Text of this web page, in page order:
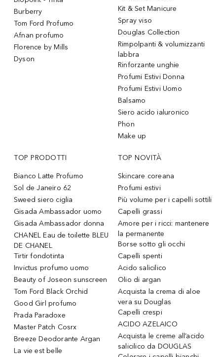
Burberry
Tom Ford Profumo
Afnan profumo
Florence by Mills
Dyson
Kit & Set Manicure
Spray viso
Douglas Collection
Rimpolpanti & volumizzanti
labbra
Rinforzante unghie
Profumi Estivi Donna
Profumi Estivi Uomo
Balsamo
Siero acido ialuronico
Phon
Make up
TOP PRODOTTI
Bianco Latte Profumo
Sol de Janeiro 62
Sweed siero ciglia
Gisada Ambassador uomo
Gisada Ambassador donna
CHANEL Eau de toilette BLEU
DE CHANEL
Tirtir fondotinta
Invictus profumo uomo
Beauty of Joseon sunscreen
Tom Ford Black Orchid
Good Girl profumo
Prada Paradoxe
Master Patch Cosrx
Breeze Deodorante Argan
La vie est belle
TOP NOVITÀ
Skincare coreana
Profumi estivi
Più volume per i capelli sottili
Capelli grassi
Amore per i ricci: mantenere
la permanente
Borse sotto gli occhi
Capelli spenti
Acido salicilico
Olio di argan
Acquista la crema di aloe
vera su Douglas
Capelli crespi
ACIDO AZELAICO
Acquista le creme all’acido
salicilico da DOUGLAS